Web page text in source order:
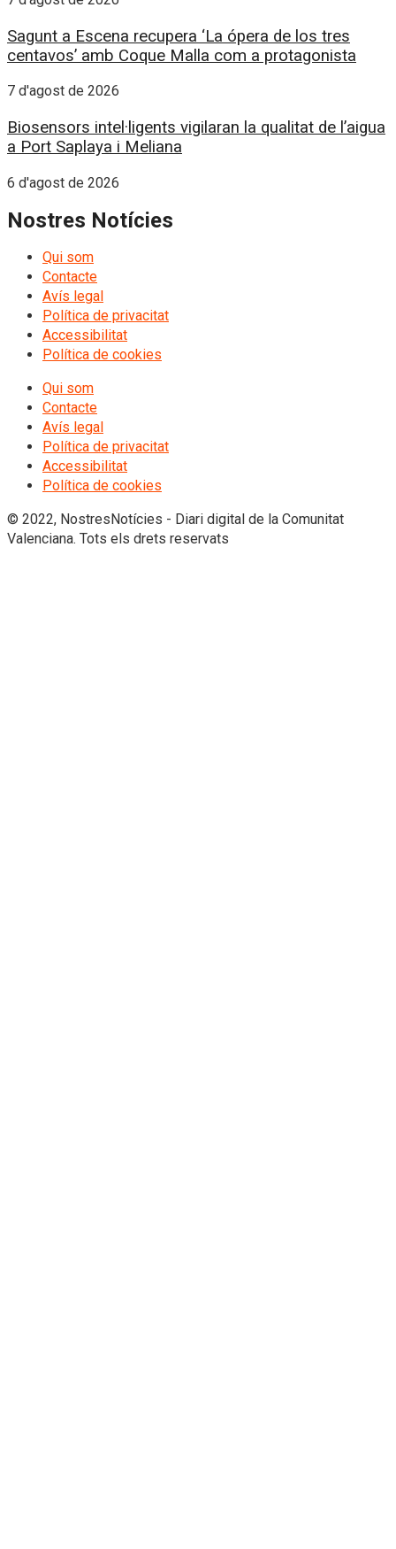
Sagunt a Escena recupera ‘La ópera de los tres
centavos’ amb Coque Malla com a protagonista
7 d'agost de 2026
Biosensors intel·ligents vigilaran la qualitat de l’aigua
a Port Saplaya i Meliana
6 d'agost de 2026
Nostres Notícies
Qui som
Contacte
Avís legal
Política de privacitat
Accessibilitat
Política de cookies
Qui som
Contacte
Avís legal
Política de privacitat
Accessibilitat
Política de cookies
© 2022, NostresNotícies - Diari digital de la Comunitat
Valenciana. Tots els drets reservats